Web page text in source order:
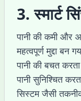
3. स्मार्ट
पानी की कमी और
महत्वपूर्ण मुद्दा बन
पानी की बचत
पानी सुनिश्चित
सिस्टम जैसी